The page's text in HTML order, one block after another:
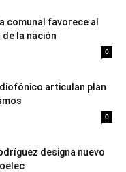
comunal favorece al
la nación
0
articulan plan
0
designa nuevo